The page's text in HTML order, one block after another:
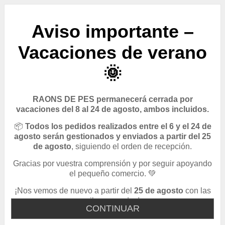
CONTINUAR
Aviso importante –
Vacaciones de verano
🌞
RAONS DE PES permanecerá cerrada por
vacaciones del 8 al 24 de agosto, ambos incluidos.
📦 Todos los pedidos realizados entre el 6 y el 24 de
agosto serán gestionados y enviados a partir del 25
de agosto, siguiendo el orden de recepción.
Gracias por vuestra comprensión y por seguir apoyando
el pequeño comercio. 💚
¡Nos vemos de nuevo a partir del 25 de agosto con las
pilas cargadas!